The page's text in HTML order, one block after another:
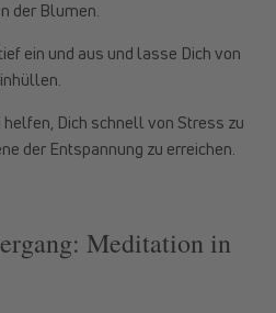
der Blumen.
ein und aus und lasse Dich von
helfen, Dich schnell von Stress zu
der Entspannung zu erreichen.
Meditation in